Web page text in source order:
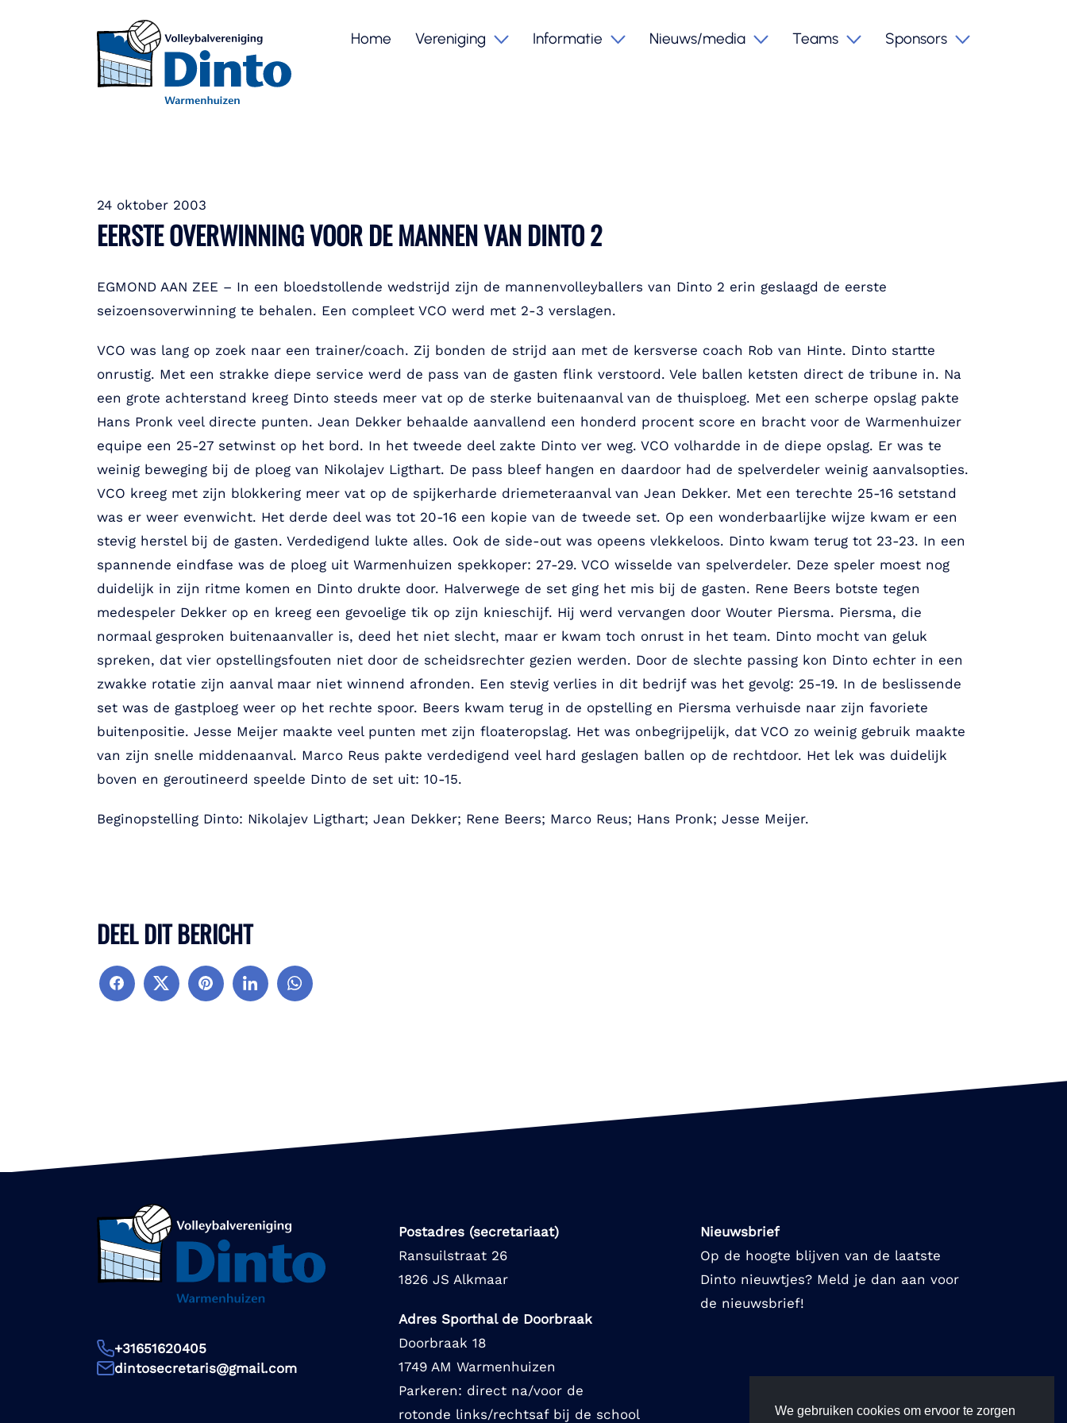
Home Vereniging Informatie Nieuws/media Teams Sponsors
24 oktober 2003
EERSTE OVERWINNING VOOR DE MANNEN VAN DINTO 2
EGMOND AAN ZEE – In een bloedstollende wedstrijd zijn de mannenvolleyballers van Dinto 2 erin geslaagd de eerste
seizoensoverwinning te behalen. Een compleet VCO werd met 2-3 verslagen.
VCO was lang op zoek naar een trainer/coach. Zij bonden de strijd aan met de kersverse coach Rob van Hinte. Dinto startte
onrustig. Met een strakke diepe service werd de pass van de gasten flink verstoord. Vele ballen ketsten direct de tribune in. Na
een grote achterstand kreeg Dinto steeds meer vat op de sterke buitenaanval van de thuisploeg. Met een scherpe opslag pakte
Hans Pronk veel directe punten. Jean Dekker behaalde aanvallend een honderd procent score en bracht voor de Warmenhuizer
equipe een 25-27 setwinst op het bord. In het tweede deel zakte Dinto ver weg. VCO volhardde in de diepe opslag. Er was te
weinig beweging bij de ploeg van Nikolajev Ligthart. De pass bleef hangen en daardoor had de spelverdeler weinig aanvalsopties.
VCO kreeg met zijn blokkering meer vat op de spijkerharde driemeteraanval van Jean Dekker. Met een terechte 25-16 setstand
was er weer evenwicht. Het derde deel was tot 20-16 een kopie van de tweede set. Op een wonderbaarlijke wijze kwam er een
stevig herstel bij de gasten. Verdedigend lukte alles. Ook de side-out was opeens vlekkeloos. Dinto kwam terug tot 23-23. In een
spannende eindfase was de ploeg uit Warmenhuizen spekkoper: 27-29. VCO wisselde van spelverdeler. Deze speler moest nog
duidelijk in zijn ritme komen en Dinto drukte door. Halverwege de set ging het mis bij de gasten. Rene Beers botste tegen
medespeler Dekker op en kreeg een gevoelige tik op zijn knieschijf. Hij werd vervangen door Wouter Piersma. Piersma, die
normaal gesproken buitenaanvaller is, deed het niet slecht, maar er kwam toch onrust in het team. Dinto mocht van geluk
spreken, dat vier opstellingsfouten niet door de scheidsrechter gezien werden. Door de slechte passing kon Dinto echter in een
zwakke rotatie zijn aanval maar niet winnend afronden. Een stevig verlies in dit bedrijf was het gevolg: 25-19. In de beslissende
set was de gastploeg weer op het rechte spoor. Beers kwam terug in de opstelling en Piersma verhuisde naar zijn favoriete
buitenpositie. Jesse Meijer maakte veel punten met zijn floateropslag. Het was onbegrijpelijk, dat VCO zo weinig gebruik maakte
van zijn snelle middenaanval. Marco Reus pakte verdedigend veel hard geslagen ballen op de rechtdoor. Het lek was duidelijk
boven en geroutineerd speelde Dinto de set uit: 10-15.
Beginopstelling Dinto: Nikolajev Ligthart; Jean Dekker; Rene Beers; Marco Reus; Hans Pronk; Jesse Meijer.
DEEL DIT BERICHT
+31651620405
dintosecretaris@gmail.com
Postadres (secretariaat)
Ransuilstraat 26
1826 JS Alkmaar
Adres Sporthal de Doorbraak
Doorbraak 18
1749 AM Warmenhuizen
Parkeren: direct na/voor de
rotonde links/rechtsaf bij de school
Nieuwsbrief
Op de hoogte blijven van de laatste
Dinto nieuwtjes? Meld je dan aan voor
de nieuwsbrief!
We gebruiken cookies om ervoor te zorgen